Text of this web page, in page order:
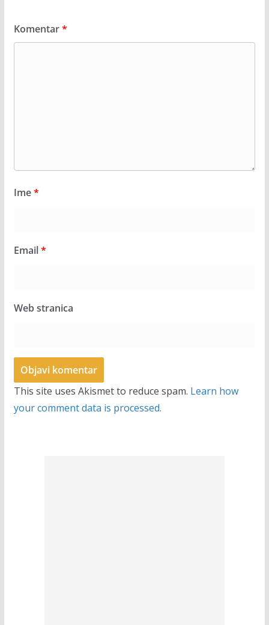
Komentar*
Ime*
Email*
Web stranica
This site uses Akismet to reduce spam. Learn how
your comment data is processed.